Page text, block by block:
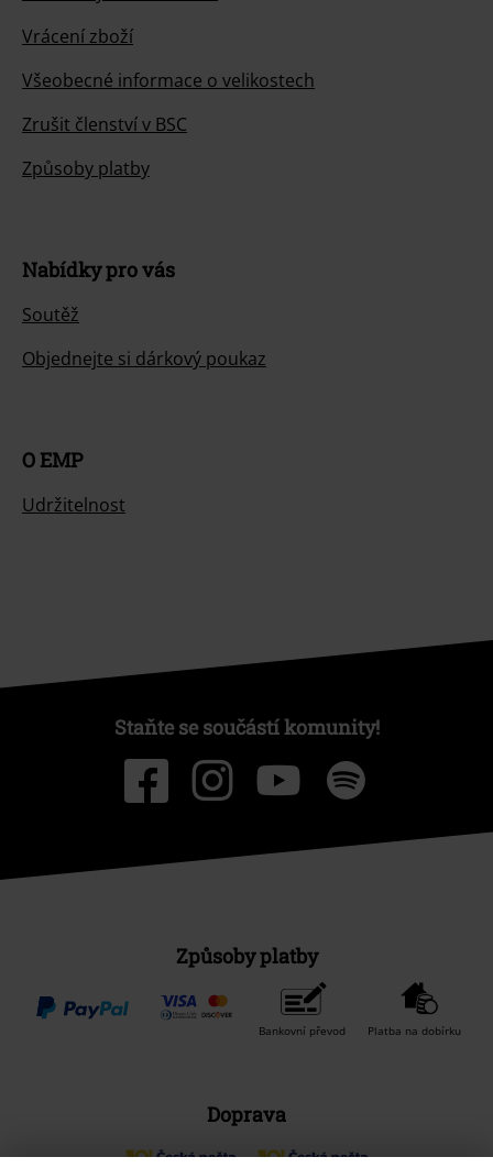
Vrácení zboží
Všeobecné informace o velikostech
Zrušit členství v BSC
Způsoby platby
Nabídky pro vás
Soutěž
Objednejte si dárkový poukaz
O EMP
Udržitelnost
Staňte se součástí komunity!
Způsoby platby
Bankovní převod Platba na dobírku
Doprava